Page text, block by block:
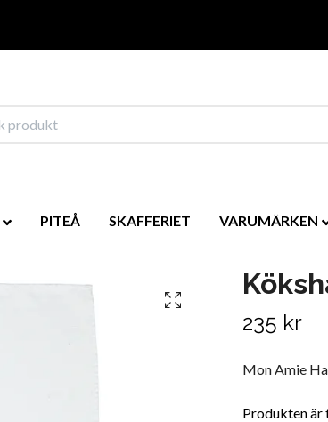
PITEÅ SKAFFERIET VARUMÄRKEN
235 kr
Mon Amie
Produkten är